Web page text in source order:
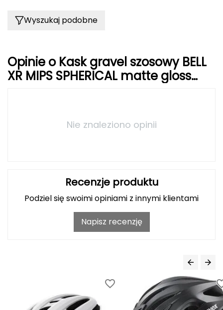
Icestorm
JOMA
Jetboil
Kayland
Wyszukaj podobne
Opinie o Kask gravel szosowy BELL
XR MIPS SPHERICAL matte gloss
Nie znaleziono opinii
Recenzje produktu
Podziel się swoimi opiniami z innymi klientami
Napisz recenzję